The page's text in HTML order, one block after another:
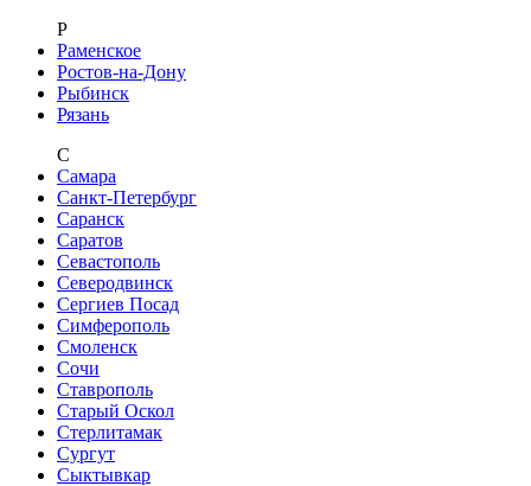
Р
Раменское
Ростов-на-Дону
Рыбинск
Рязань
С
Самара
Санкт-Петербург
Саранск
Саратов
Севастополь
Северодвинск
Сергиев Посад
Симферополь
Смоленск
Сочи
Ставрополь
Старый Оскол
Стерлитамак
Сургут
Сыктывкар